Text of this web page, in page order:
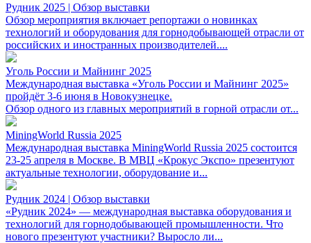
Рудник 2025 | Обзор выставки
Обзор мероприятия включает репортажи о новинках
технологий и оборудования для горнодобывающей отрасли от
российских и иностранных производителей....
Уголь России и Майнинг 2025
Международная выставка «Уголь России и Майнинг 2025»
пройдёт 3-6 июня в Новокузнецке.
Обзор одного из главных мероприятий в горной отрасли от...
MiningWorld Russia 2025
Международная выставка MiningWorld Russia 2025 состоится
23-25 апреля в Москве. В МВЦ «Крокус Экспо» презентуют
актуальные технологии, оборудование и...
Рудник 2024 | Обзор выставки
«Рудник 2024» — международная выставка оборудования и
технологий для горнодобывающей промышленности. Что
нового презентуют участники? Выросло ли...